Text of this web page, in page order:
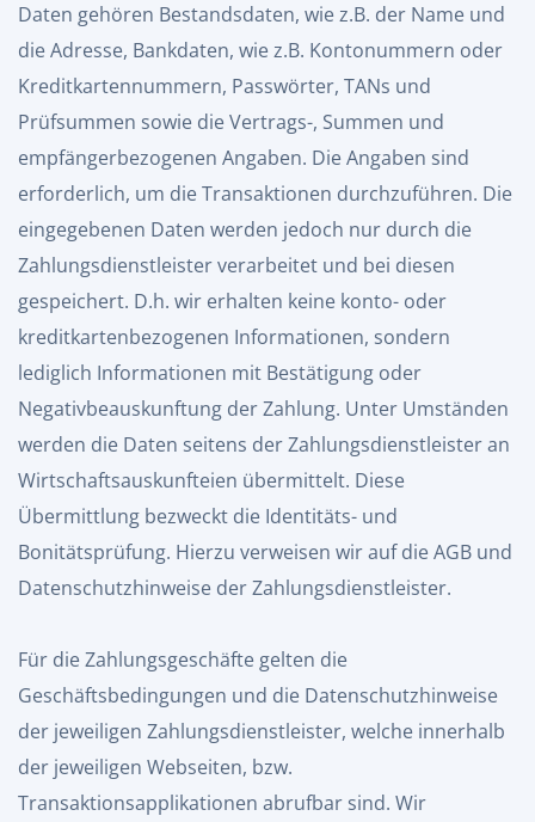
Daten gehören Bestandsdaten, wie z.B. der Name und
die Adresse, Bankdaten, wie z.B. Kontonummern oder
Kreditkartennummern, Passwörter, TANs und
Prüfsummen sowie die Vertrags-, Summen und
empfängerbezogenen Angaben. Die Angaben sind
erforderlich, um die Transaktionen durchzuführen. Die
eingegebenen Daten werden jedoch nur durch die
Zahlungsdienstleister verarbeitet und bei diesen
gespeichert. D.h. wir erhalten keine konto- oder
kreditkartenbezogenen Informationen, sondern
lediglich Informationen mit Bestätigung oder
Negativbeauskunftung der Zahlung. Unter Umständen
werden die Daten seitens der Zahlungsdienstleister an
Wirtschaftsauskunfteien übermittelt. Diese
Übermittlung bezweckt die Identitäts- und
Bonitätsprüfung. Hierzu verweisen wir auf die AGB und
Datenschutzhinweise der Zahlungsdienstleister.
Für die Zahlungsgeschäfte gelten die
Geschäftsbedingungen und die Datenschutzhinweise
der jeweiligen Zahlungsdienstleister, welche innerhalb
der jeweiligen Webseiten, bzw.
Transaktionsapplikationen abrufbar sind. Wir